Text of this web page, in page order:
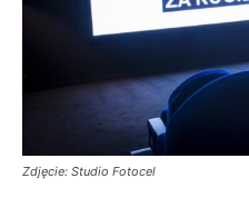
Zdjęcie: Studio Fotocel